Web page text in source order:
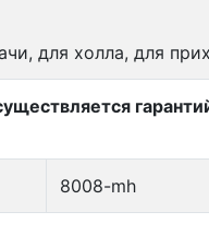
для холла, для
8008-mh